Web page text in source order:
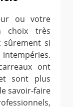
ou votre
choix très
sûrement si
ont
sont plus
savoir-faire